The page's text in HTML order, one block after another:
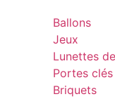
Ballons
Jeux
Lunettes
Portes clés
Briquets